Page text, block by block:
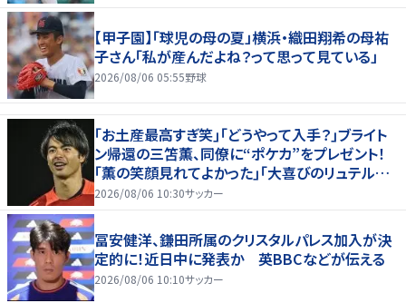
【甲子園】「球児の母の夏」横浜・織田翔希の母祐
子さん「私が産んだよね？って思って見ている」
2026/08/06 05:55野球
｢お土産最高すぎ笑｣｢どうやって入手？｣ブライト
ン帰還の三笘薫、同僚に“ポケカ”をプレゼント！
｢薫の笑顔見れてよかった｣｢大喜びのリュテル可
愛すぎ｣
2026/08/06 10:30サッカー
冨安健洋、鎌田所属のクリスタルパレス加入が決
定的に！近日中に発表か 英BBCなどが伝える
2026/08/06 10:10サッカー